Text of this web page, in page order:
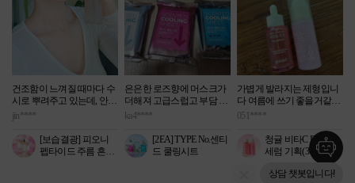
건조함이 느껴질 때마다 수
시로 뿌려주고 있는데, 안개
처럼 미세하게 분사돼 얼굴
이 정말 마음에 들어요. 분
사력이 곱고 고르게 퍼져 피
jin****
[보습결광] 피오니
펩타이드 주름 흔적
은은한 로즈향에 머스크가
더해져 고급스럽고 부담 없
이 사용할 수 있었어요. 향
로 쓰기 좋고, 땀을 닦은 뒤
에도 상쾌함이 오래 유지됩
니다. 시트가 촉촉해서 피부
ka4****
[2EA] TYPE No.센티
드 쿨링시트
가볍게 발라지는 제형입니
다 여름에 쓰기 좋을거같아
구매했어요
051****
청귤 비타C E TXA
세럼 기획(30ml+미
상담 챗봇입니다!